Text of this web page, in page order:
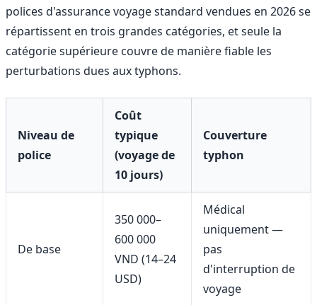
polices d'assurance voyage standard vendues en 2026 se
répartissent en trois grandes catégories, et seule la
catégorie supérieure couvre de manière fiable les
perturbations dues aux typhons.
Niveau de
police
Coût
typique
(voyage de
10 jours)
Couverture
typhon
De base
350 000–
600 000
VND (14–24
USD)
Médical
uniquement —
pas
d'interruption de
voyage